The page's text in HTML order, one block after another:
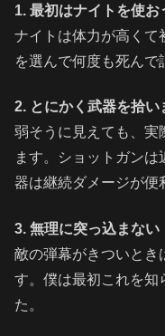
1. 最初はナイトを使お
ナイトは体力が高くて
を選んで何度も死んで
2. とにかく武器を拾い
弱そうに見えても、実
ます。ショットガン
器は継続ダメージが便
3. 無理に突っ込まない
敵の弾幕がきついとき
す。僕は最初これを知
た。